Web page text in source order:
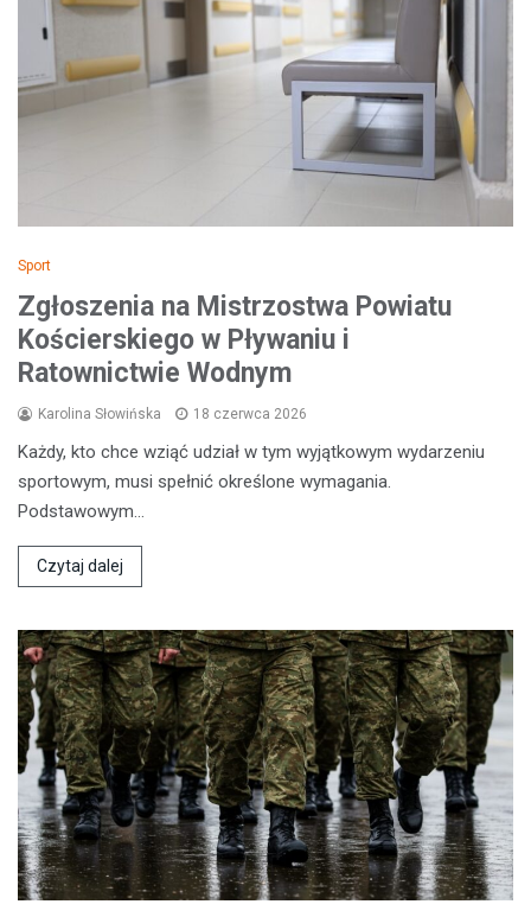
Sport
Zgłoszenia na Mistrzostwa Powiatu
Kościerskiego w Pływaniu i
Ratownictwie Wodnym
Karolina Słowińska 18 czerwca 2026
Każdy, kto chce wziąć udział w tym wyjątkowym wydarzeniu
sportowym, musi spełnić określone wymagania.
Podstawowym…
Czytaj dalej